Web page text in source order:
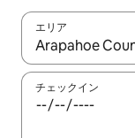
エリア
検索結果が表示
チェックイン